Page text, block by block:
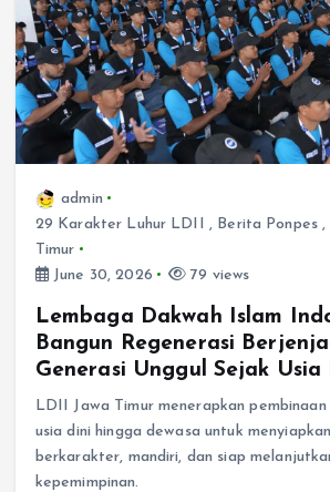
admin
29 Karakter Luhur LDII
, Berita Ponpes ,
Timur
June 30, 2026
79 views
Lembaga Dakwah Islam
Bangun Regenerasi
Generasi Unggul Sejak Usia
LDII Jawa Timur menerapkan
usia dini hingga dewasa untuk
berkarakter, mandiri, dan siap
kepemimpinan.